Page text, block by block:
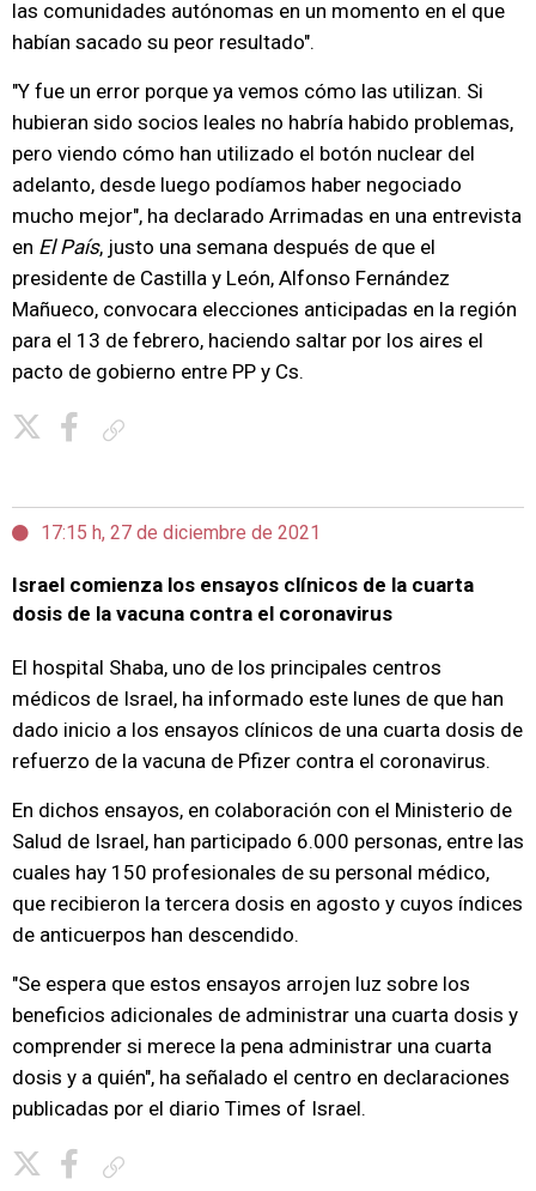
las comunidades autónomas en un momento en el que
habían sacado su peor resultado".
"Y fue un error porque ya vemos cómo las utilizan. Si
hubieran sido socios leales no habría habido problemas,
pero viendo cómo han utilizado el botón nuclear del
adelanto, desde luego podíamos haber negociado
mucho mejor", ha declarado Arrimadas en una entrevista
en El País, justo una semana después de que el
presidente de Castilla y León, Alfonso Fernández
Mañueco, convocara elecciones anticipadas en la región
para el 13 de febrero, haciendo saltar por los aires el
pacto de gobierno entre PP y Cs.
17:15 h, 27 de diciembre de 2021
Israel comienza los ensayos clínicos de la cuarta
dosis de la vacuna contra el coronavirus
El hospital Shaba, uno de los principales centros
médicos de Israel, ha informado este lunes de que han
dado inicio a los ensayos clínicos de una cuarta dosis de
refuerzo de la vacuna de Pfizer contra el coronavirus.
En dichos ensayos, en colaboración con el Ministerio de
Salud de Israel, han participado 6.000 personas, entre las
cuales hay 150 profesionales de su personal médico,
que recibieron la tercera dosis en agosto y cuyos índices
de anticuerpos han descendido.
"Se espera que estos ensayos arrojen luz sobre los
beneficios adicionales de administrar una cuarta dosis y
comprender si merece la pena administrar una cuarta
dosis y a quién", ha señalado el centro en declaraciones
publicadas por el diario Times of Israel.